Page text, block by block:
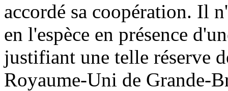
accordé sa coopération. Il
en l'espèce en présence
justifiant une telle réserve
Royaume-Uni de Grande-